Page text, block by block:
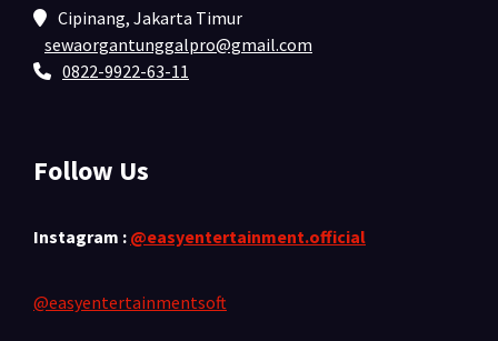
Cipinang, Jakarta Timur
sewaorgantunggalpro@gmail.com
0822-9922-63-11
Follow Us
Instagram : @easyentertainment.official
@easyentertainmentsoft